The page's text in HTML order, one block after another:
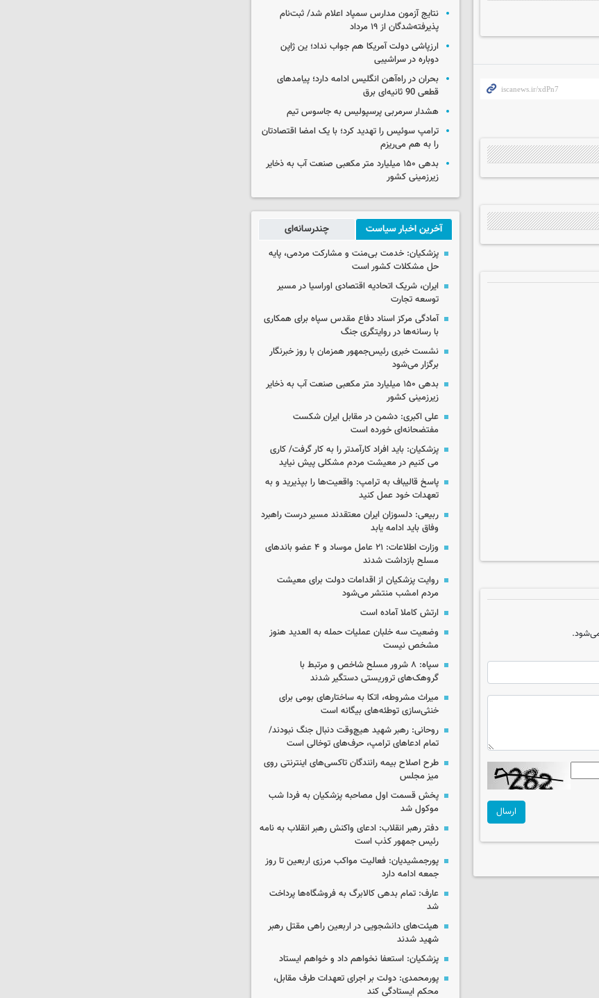
ارسال
نتایج آزمون مدارس سمپاد اعلام شد/ ثبت‌نام
پذیرفته‌شدگان از ۱۹ مرداد
ارزپاشی دولت آمریکا هم جواب نداد؛ ین ژاپن
دوباره در سراشیبی
بحران در راه‌آهن انگلیس ادامه دارد؛ پیامدهای
قطعی 90 ثانیه‌ای برق
هشدار سرمربی پرسپولیس به جاسوس تیم
ترامپ سوئیس را تهدید کرد؛ با یک امضا اقتصادتان
را به هم می‌ریزم
بدهی ۱۵۰ میلیارد متر مکعبی صنعت آب به ذخایر
زیرزمینی کشور
آخرین اخبار سیاست چندرسانه‌ای
پزشکیان: خدمت بی‌منت و مشارکت مردمی، پایه
حل مشکلات کشور است
ایران، شریک اتحادیه اقتصادی اوراسیا در مسیر
توسعه تجارت
آمادگی مرکز اسناد دفاع مقدس سپاه برای همکاری
با رسانه‌ها در روایتگری جنگ
نشست خبری رئیس‌جمهور همزمان با روز خبرنگار
برگزار می‌شود
بدهی ۱۵۰ میلیارد متر مکعبی صنعت آب به ذخایر
زیرزمینی کشور
علی اکبری: دشمن در مقابل ایران شکست
مفتضحانه‌ای خورده است
پزشکیان: باید افراد کارآمدتر را به کار گرفت/ کاری
می کنیم در معیشت مردم مشکلی پیش نیاید
پاسخ قالیباف به ترامپ: واقعیت‌ها را بپذیرید و به
تعهدات خود عمل کنید
ربیعی: دلسوزان ایران معتقدند مسیر درست راهبرد
وفاق باید ادامه یابد
وزارت اطلاعات: ۲۱ عامل موساد و ۴ عضو باندهای
مسلح بازداشت شدند
روایت پزشکیان از اقدامات دولت برای معیشت
مردم امشب منتشر می‌شود
ارتش کاملا آماده است
وضعیت سه خلبان عملیات حمله به العدید هنوز
مشخص نیست
سپاه: ۸ شرور مسلح شاخص و مرتبط با
گروهک‌های تروریستی دستگیر شدند
میراث مشروطه، اتکا به ساختارهای بومی برای
خنثی‌سازی توطئه‌های بیگانه است
روحانی: رهبر شهید هیچ‌وقت دنبال جنگ نبودند/
تمام ادعاهای ترامپ، حرف‌های توخالی است
طرح اصلاح بیمه رانندگان تاکسی‌های اینترنتی روی
میز مجلس
پخش قسمت اول مصاحبه پزشکیان به فردا شب
موکول شد
دفتر رهبر انقلاب: ادعای واکنش رهبر انقلاب به نامه
رئیس جمهور کذب است
پورجمشیدیان: فعالیت مواکب مرزی اربعین تا روز
جمعه ادامه دارد
عارف: تمام بدهی کالابرگ به فروشگاه‌ها پرداخت
شد
هیئت‌های دانشجویی در اربعین راهی مقتل رهبر
شهید شدند
پزشکیان: استعفا نخواهم داد و خواهم ایستاد
پورمحمدی: دولت بر اجرای تعهدات طرف مقابل،
محکم ایستادگی کند